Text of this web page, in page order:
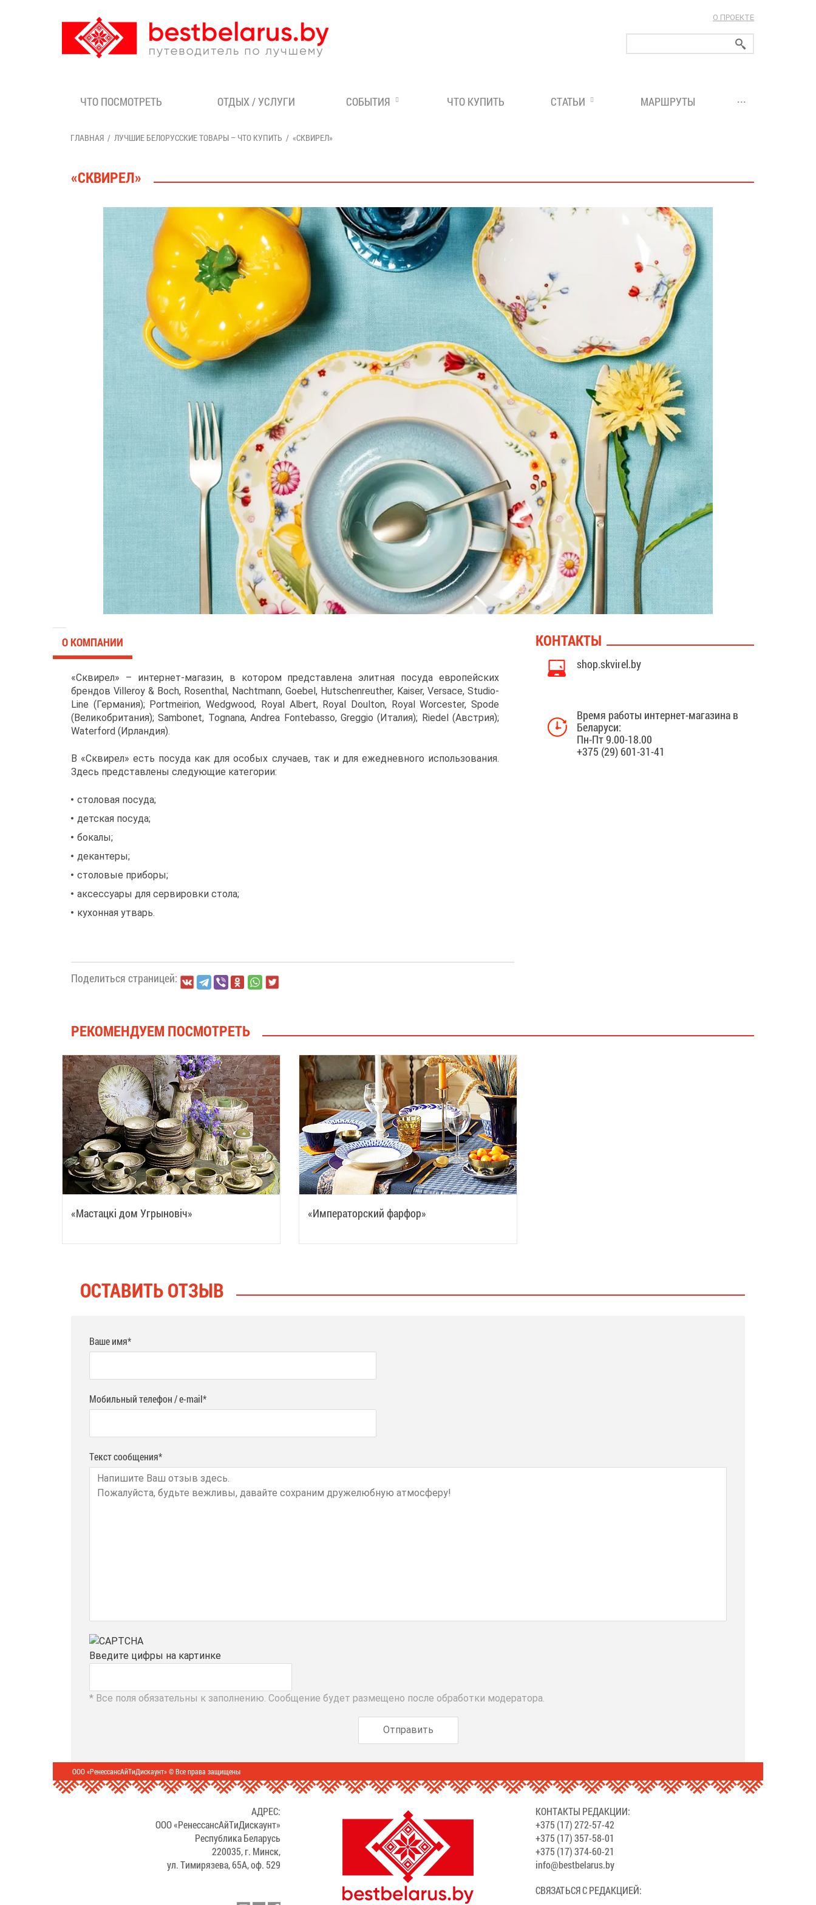
О ПРОЕКТЕ
ЧТО ПОСМОТРЕТЬ ОТДЫХ / УСЛУГИ СОБЫТИЯ ЧТО КУПИТЬ СТАТЬИ МАРШРУТЫ ...
ГЛАВНАЯ ЛУЧШИЕ БЕЛОРУССКИЕ ТОВАРЫ – ЧТО КУПИТЬ «СКВИРЕЛ»
«СКВИРЕЛ»
О КОМПАНИИ
«Сквирел» – интернет-магазин, в котором представлена элитная посуда европейских
брендов Villeroy & Boch, Rosenthal, Nachtmann, Goebel, Hutschenreuther, Kaiser, Versace, Studio-
Line (Германия); Portmeirion, Wedgwood, Royal Albert, Royal Doulton, Royal Worcester, Spode
(Великобритания); Sambonet, Tognana, Andrea Fontebasso, Greggio (Италия); Riedel (Австрия);
Waterford (Ирландия).
В «Сквирел» есть посуда как для особых случаев, так и для ежедневного использования.
Здесь представлены следующие категории:
столовая посуда;
детская посуда;
бокалы;
декантеры;
столовые приборы;
аксессуары для сервировки стола;
кухонная утварь.
КОНТАКТЫ
shop.skvirel.by
Время работы интернет-магазина в
Беларуси:
Пн-Пт 9.00-18.00
+375 (29) 601-31-41
Поделиться страницей:
РЕКОМЕНДУЕМ ПОСМОТРЕТЬ
«Мастацкі дом Угрыновіч» «Императорский фарфор»
ОСТАВИТЬ ОТЗЫВ
Ваше имя*
Мобильный телефон / e-mail*
Текст сообщения*
Введите цифры на картинке
* Все поля обязательны к заполнению. Сообщение будет размещено после обработки модератора.
ООО «РенессансАйТиДискаунт» © Все права защищены
АДРЕС:
ООО «РенессансАйТиДискаунт»
Республика Беларусь
220035, г. Минск,
ул. Тимирязева, 65А, оф. 529
КОНТАКТЫ РЕДАКЦИИ:
+375 (17) 272-57-42
+375 (17) 357-58-01
+375 (17) 374-60-21
info@bestbelarus.by
СВЯЗАТЬСЯ С РЕДАКЦИЕЙ: